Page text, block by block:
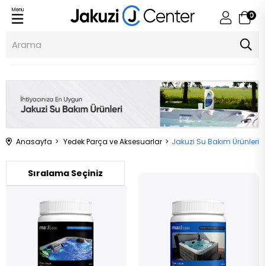
0
Menu
Anasayfa Yedek Parça ve Aksesuarlar Jakuzi Su Bakım Ürünleri